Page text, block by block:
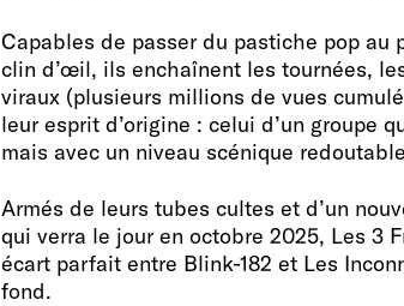
Capables de passer du pastiche pop au
clin d’œil, ils enchaînent les tournées,
viraux (plusieurs millions de vues
leur esprit d’origine : celui d’un groupe
mais avec un niveau scénique
Armés de leurs tubes cultes et d’un
qui verra le jour en octobre 2025, Les 3
écart parfait entre Blink-182 et Les
fond.